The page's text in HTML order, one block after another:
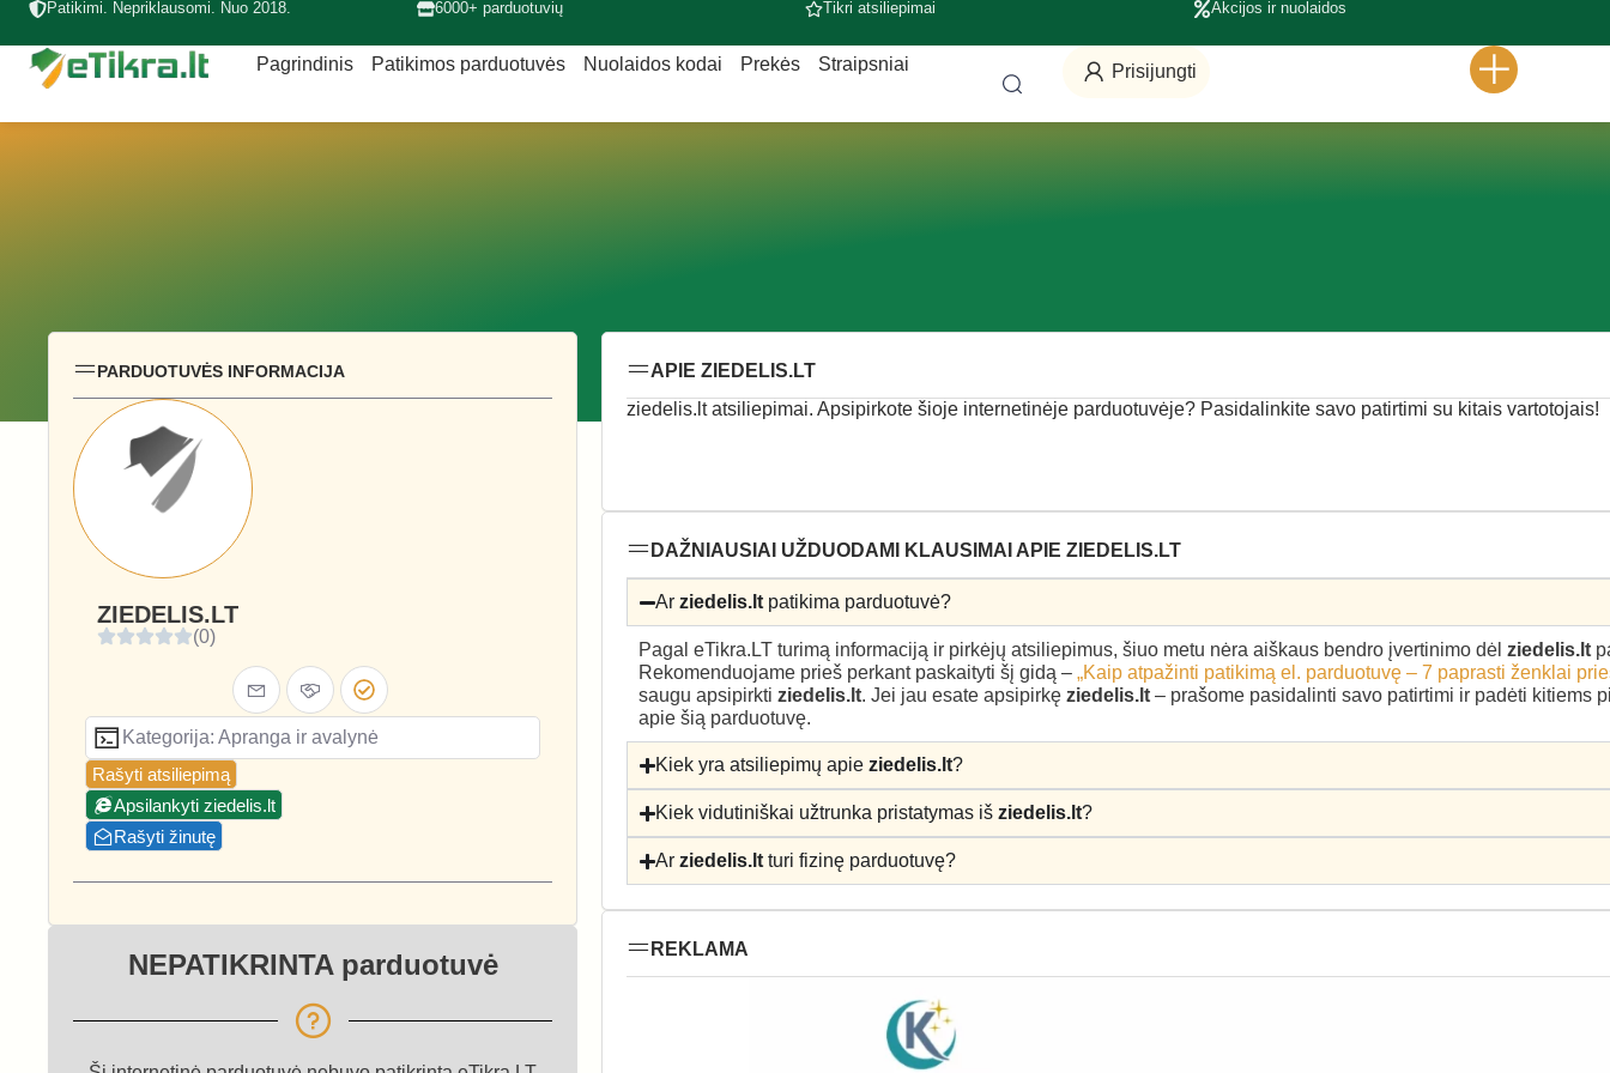
Patikimi. Nepriklausomi. Nuo 2018. 6000+ parduotuvių Tikri atsiliepimai Akcijos ir nuolaidos
Pagrindinis Patikimos parduotuvės Nuolaidos kodai Prekės Straipsniai Prisijungti
PARDUOTUVĖS INFORMACIJA
ZIEDELIS.LT
(0)
Kategorija: Apranga ir avalynė
Rašyti atsiliepimą
Apsilankyti ziedelis.lt
Rašyti žinutę
NEPATIKRINTA parduotuvė
APIE ZIEDELIS.LT
ziedelis.lt atsiliepimai. Apsipirkote šioje internetinėje parduotuvėje? Pasidalinkite savo patirtimi su kitais vartotojais!
DAŽNIAUSIAI UŽDUODAMI KLAUSIMAI APIE ZIEDELIS.LT
Arziedelis.lt patikima parduotuvė?
Pagal eTikra.LT turimą informaciją ir pirkėjų atsiliepimus, šiuo metu nėra aiškaus bendro įvertinimo dėl ziedelis.lt
Rekomenduojame prieš perkant paskaityti šį gidą – „Kaip atpažinti patikimą el. parduotuvę – 7 paprasti ženklai
saugu apsipirkti ziedelis.lt. Jei jau esate apsipirkę ziedelis.lt – prašome pasidalinti savo patirtimi ir padėti kitiems
apie šią parduotuvę.
Kiek yra atsiliepimų apieziedelis.lt?
Kiek vidutiniškai užtrunka pristatymas išziedelis.lt?
Arziedelis.lt turi fizinę parduotuvę?
REKLAMA